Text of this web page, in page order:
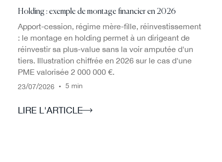
Holding : exemple de montage financier en 2026
Apport-cession, régime mère-fille, réinvestissement
: le montage en holding permet à un dirigeant de
réinvestir sa plus-value sans la voir amputée d'un
tiers. Illustration chiffrée en 2026 sur le cas d'une
PME valorisée 2 000 000 €.
23/07/2026 • 5 min
LIRE L'ARTICLE